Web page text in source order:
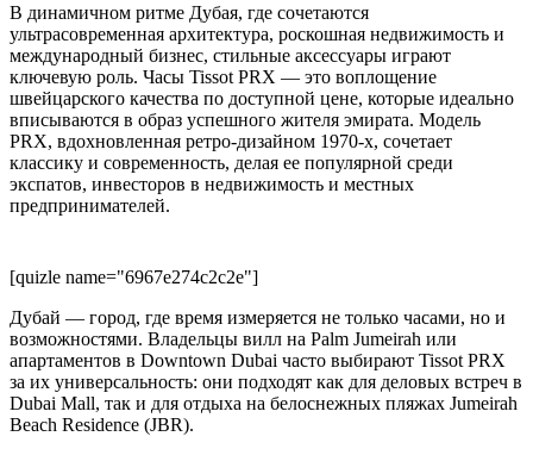
В динамичном ритме Дубая, где сочетаются
ультрасовременная архитектура, роскошная недвижимость и
международный бизнес, стильные аксессуары играют
ключевую роль. Часы Tissot PRX — это воплощение
швейцарского качества по доступной цене, которые идеально
вписываются в образ успешного жителя эмирата. Модель
PRX, вдохновленная ретро-дизайном 1970-х, сочетает
классику и современность, делая ее популярной среди
экспатов, инвесторов в недвижимость и местных
предпринимателей.
[quizle name="6967e274c2c2e"]
Дубай — город, где время измеряется не только часами, но и
возможностями. Владельцы вилл на Palm Jumeirah или
апартаментов в Downtown Dubai часто выбирают Tissot PRX
за их универсальность: они подходят как для деловых встреч в
Dubai Mall, так и для отдыха на белоснежных пляжах Jumeirah
Beach Residence (JBR).